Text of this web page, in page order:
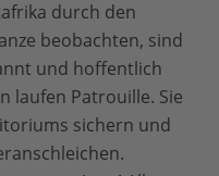
durch den
beobachten, sind
und hoffentlich
laufen Patrouille. Sie
sichern und